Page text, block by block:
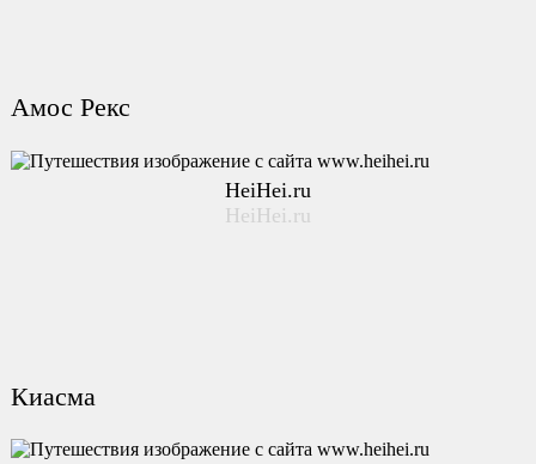
Амос Рекс
HeiHei.ru
HeiHei.ru
Киасма